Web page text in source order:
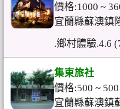
價格:1000 ~
宜蘭縣蘇澳鎮
.鄉村體驗.4.6
集東旅社
價格:500 ~ 500
宜蘭縣蘇澳鎮